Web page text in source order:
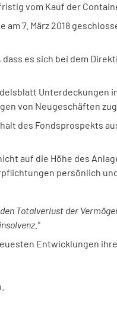
vom Kauf der
7. März 2018
es sich bei dem
Unterdeckungen
von Neugeschäften
des Fondsprospekts
auf die Höhe des
persönlich
Totalverlust der
Entwicklungen